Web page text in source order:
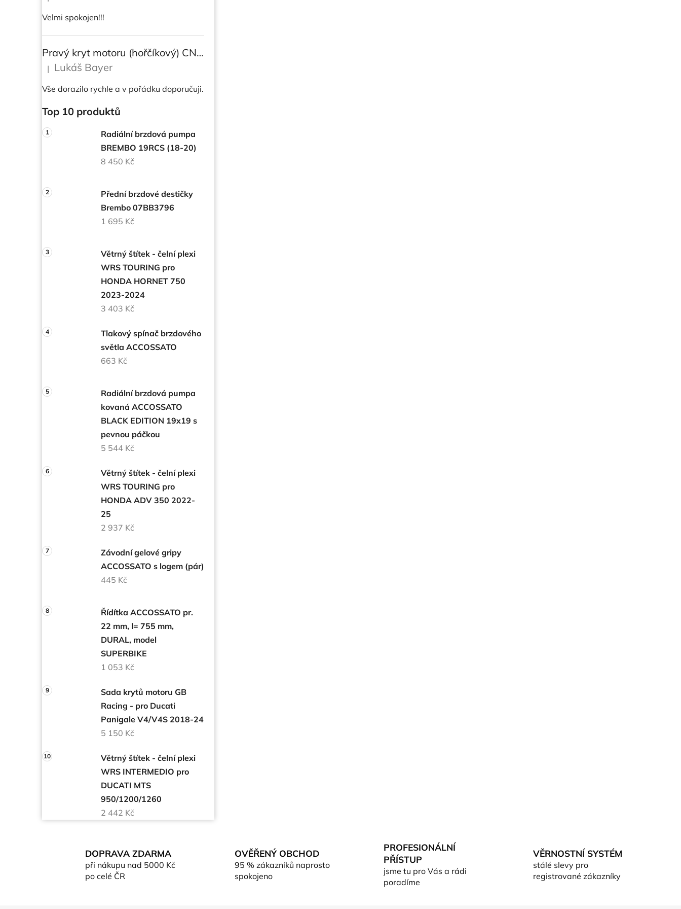
Velmi spokojen!!!
Pravý kryt motoru (hořčíkový) CNC RACING pro instalaci transparetního krytu spojky pro DUCATI Multistrada/ Diavel V4/ V4S
Hodnocení produktu je 5 z 5 hvězdiček.
| Lukáš Bayer
Vše dorazilo rychle a v pořádku doporučuji.
Top 10 produktů
Radiální brzdová pumpa
BREMBO 19RCS (18-20)
8 450 Kč
Přední brzdové destičky
Brembo 07BB3796
1 695 Kč
Větrný štítek - čelní plexi
WRS TOURING pro
HONDA HORNET 750
2023-2024
3 403 Kč
Tlakový spínač brzdového
světla ACCOSSATO
663 Kč
Radiální brzdová pumpa
kovaná ACCOSSATO
BLACK EDITION 19x19 s
pevnou páčkou
5 544 Kč
Větrný štítek - čelní plexi
WRS TOURING pro
HONDA ADV 350 2022-
25
2 937 Kč
Závodní gelové gripy
ACCOSSATO s logem (pár)
445 Kč
Řídítka ACCOSSATO pr.
22 mm, l= 755 mm,
DURAL, model
SUPERBIKE
1 053 Kč
Sada krytů motoru GB
Racing - pro Ducati
Panigale V4/V4S 2018-24
5 150 Kč
Větrný štítek - čelní plexi
WRS INTERMEDIO pro
DUCATI MTS
950/1200/1260
2 442 Kč
DOPRAVA ZDARMA
při nákupu nad 5000 Kč
po celé ČR
OVĚŘENÝ OBCHOD
95 % zákazníků naprosto
spokojeno
PROFESIONÁLNÍ
PŘÍSTUP
jsme tu pro Vás a rádi
poradíme
VĚRNOSTNÍ SYSTÉM
stálé slevy pro
registrované zákazníky